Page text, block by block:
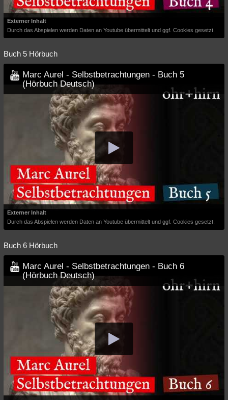
Externer Inhalt
Durch das Abspielen werden Daten an Youtube übermittelt und ggf. Cookies gesetzt.
Buch 5 Hörbuch
Marc Aurel - Selbstbetrachtungen - Buch 5
(Hörbuch Deutsch)
Externer Inhalt
Durch das Abspielen werden Daten an Youtube übermittelt und ggf. Cookies gesetzt.
Buch 6 Hörbuch
Marc Aurel - Selbstbetrachtungen - Buch 6
(Hörbuch Deutsch)